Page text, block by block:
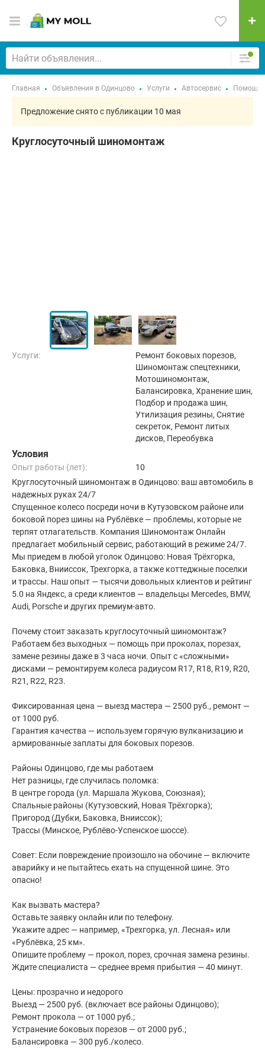
Главная Объявления в Одинцово Услуги Автосервис Помощь
Предложение снято с публикации 10 мая
Круглосуточный шиномонтаж
Услуги:
Ремонт боковых порезов,
Шиномонтаж спецтехники,
Мотошиномонтаж,
Балансировка, Хранение шин,
Подбор и продажа шин,
Утилизация резины, Снятие
секреток, Ремонт литых
дисков, Переобувка
Условия
Опыт работы (лет):
10
Круглосуточный шиномонтаж в Одинцово: ваш автомобиль в
надежных руках 24/7
Спущенное колесо посреди ночи в Кутузовском районе или
боковой порез шины на Рублёвке — проблемы, которые не
терпят отлагательств. Компания Шиномонтаж Онлайн
предлагает мобильный сервис, работающий в режиме 24/7.
Мы приедем в любой уголок Одинцово: Новая Трёхгорка,
Баковка, Внииссок, Трехгорка, а также коттеджные поселки
и трассы. Наш опыт — тысячи довольных клиентов и рейтинг
5.0 на Яндекс, а среди клиентов — владельцы Mercedes, BMW,
Audi, Porsche и других премиум-авто.
Почему стоит заказать круглосуточный шиномонтаж?
Работаем без выходных — помощь при проколах, порезах,
замене резины даже в 3 часа ночи. Опыт с «сложными»
дисками — ремонтируем колеса радиусом R17, R18, R19, R20,
R21, R22, R23.
Фиксированная цена — выезд мастера — 2500 руб., ремонт —
от 1000 руб.
Гарантия качества — используем горячую вулканизацию и
армированные заплаты для боковых порезов.
Районы Одинцово, где мы работаем
Нет разницы, где случилась поломка:
В центре города (ул. Маршала Жукова, Союзная);
Спальные районы (Кутузовский, Новая Трёхгорка);
Пригород (Дубки, Баковка, Внииссок);
Трассы (Минское, Рублёво-Успенское шоссе).
Совет: Если повреждение произошло на обочине — включите
аварийку и не пытайтесь ехать на спущенной шине. Это
опасно!
Как вызвать мастера?
Оставьте заявку онлайн или по телефону.
Укажите адрес — например, «Трехгорка, ул. Лесная» или
«Рублёвка, 25 км».
Опишите проблему — прокол, порез, срочная замена резины.
Ждите специалиста — среднее время прибытия — 40 минут.
Цены: прозрачно и недорого
Выезд — 2500 руб. (включает все районы Одинцово);
Ремонт прокола — от 1000 руб.;
Устранение боковых порезов — от 2000 руб.;
Балансировка — 300 руб./колесо.